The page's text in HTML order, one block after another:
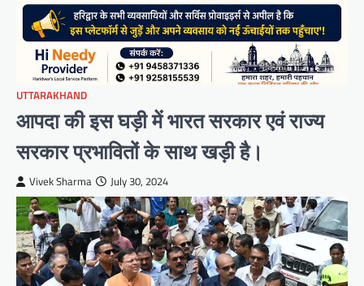
UTTARAKHAND
आपदा की इस घड़ी में भारत सरकार एवं राज्य
सरकार प्रभावितों के साथ खड़ी है।
Vivek Sharma July 30, 2024